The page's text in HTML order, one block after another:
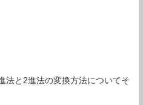
法と2進法の変換方法についてそ